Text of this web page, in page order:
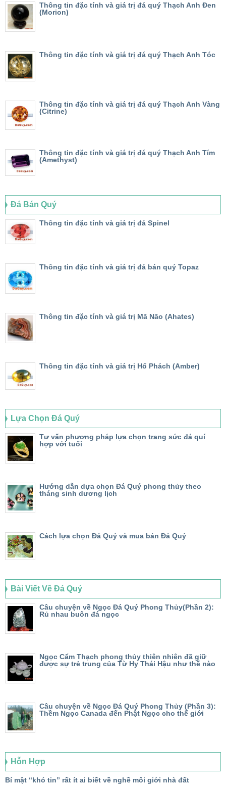
Thông tin đặc tính và giá trị đá quý Thạch Anh Đen
(Morion)
Thông tin đặc tính và giá trị đá quý Thạch Anh Tóc
Thông tin đặc tính và giá trị đá quý Thạch Anh Vàng
(Citrine)
Thông tin đặc tính và giá trị đá quý Thạch Anh Tím
(Amethyst)
Đá Bán Quý
Thông tin đặc tính và giá trị đá Spinel
Thông tin đặc tính và giá trị đá bán quý Topaz
Thông tin đặc tính và giá trị Mã Não (Ahates)
Thông tin đặc tính và giá trị Hổ Phách (Amber)
Lựa Chọn Đá Quý
Tư vấn phương pháp lựa chọn trang sức đá quí
hợp với tuổi
Hướng dẫn dựa chọn Đá Quý phong thủy theo
tháng sinh dương lịch
Cách lựa chọn Đá Quý và mua bán Đá Quý
Bài Viết Về Đá Quý
Câu chuyện về Ngọc Đá Quý Phong Thủy(Phần 2):
Rủ nhau buôn đá ngọc
Ngọc Cẩm Thạch phong thủy thiên nhiên đã giữ
được sự trẻ trung của Từ Hy Thái Hậu như thế nào
Câu chuyện về Ngọc Đá Quý Phong Thủy (Phần 3):
Thềm Ngọc Canada đến Phật Ngọc cho thế giới
Hỗn Hợp
Bí mật “khó tin” rất ít ai biết về nghề môi giới nhà đất